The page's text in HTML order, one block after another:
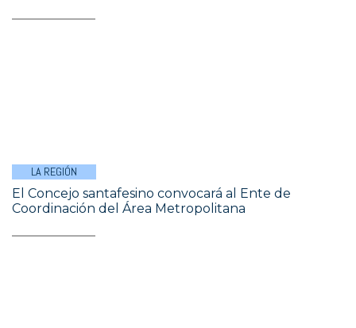
LA REGIÓN
El Concejo santafesino convocará al Ente de
Coordinación del Área Metropolitana